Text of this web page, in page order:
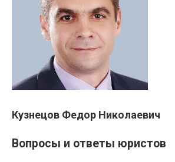
Кузнецов Федор Николаевич
Вопросы и ответы юристов